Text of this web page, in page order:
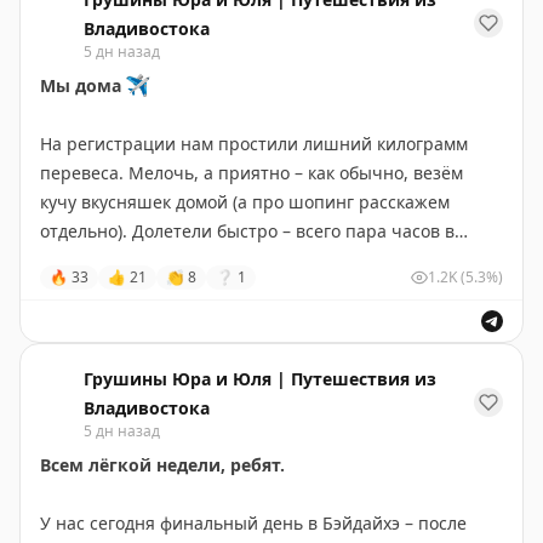
Владивостока
5 дн назад
Мы дома ✈️
На регистрации нам простили лишний килограмм
перевеса. Мелочь, а приятно – как обычно, везём
кучу вкусняшек домой (а про шопинг расскажем
отдельно). Долетели быстро – всего пара часов в
Мы ждали
спокойный отдых у моря – разные слышали мнения
об этом курорте, а получили куда больше: и колорит, и
историю, и целую гору эмоций. Уезжали с чувством,
когда и домой хочется, и остаться бы – ещё не
наотдыхались.
В ближайшие дни разберём фото и начнём делиться
🔥 33 👍 21 👏 8 ❔ 1 1.2K(5.3%)
Грушины Юра и Юля | Путешествия из
Владивостока
5 дн назад
Всем лёгкой недели, ребят.
У нас сегодня финальный день в Бэйдайхэ – после